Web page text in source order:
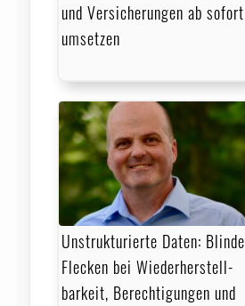
und Versicherungen ab sofort
umsetzen
Unstrukturierte Daten: Blinde
Flecken bei Wieder­herstell­
barkeit, Berechtigungen und